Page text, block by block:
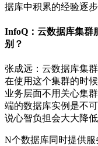
据库中积累的经验逐
InfoQ：云数据库集群
别？
张成远：云数据库集
在使用这个集群的时
业务层面不用关心集
端的数据库实例是不
说心智负担会大大降低
N个数据库同时提供